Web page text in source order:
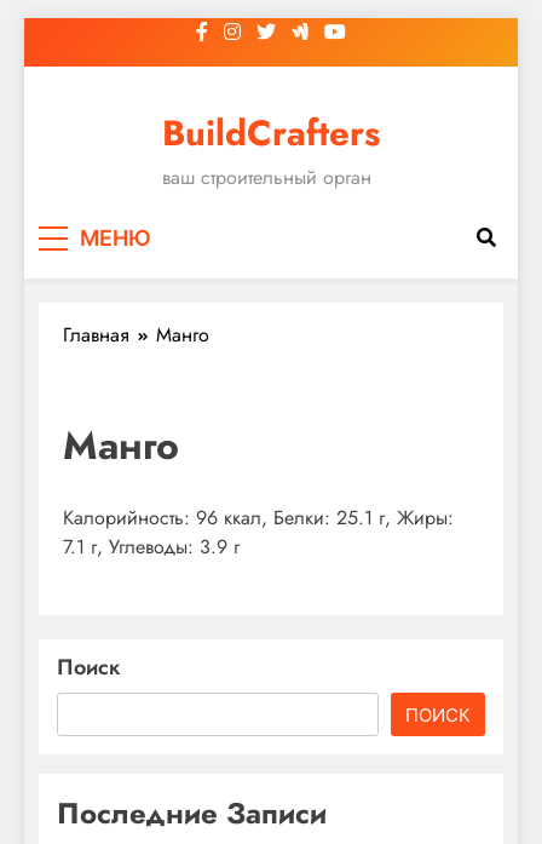
к
BuildCrafters
ваш строительный орган
МЕНЮ
Главная Манго
Манго
Калорийность: 96 ккал, Белки: 25.1 г, Жиры:
7.1 г, Углеводы: 3.9 г
Поиск
ПОИСК
Последние Записи